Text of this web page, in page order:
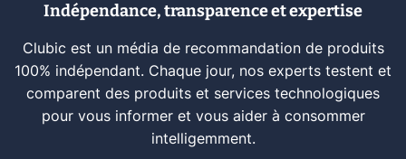
Indépendance, transparence et expertise
Clubic est un média de recommandation de produits
100% indépendant. Chaque jour, nos experts testent et
comparent des produits et services technologiques
pour vous informer et vous aider à consommer
intelligemment.